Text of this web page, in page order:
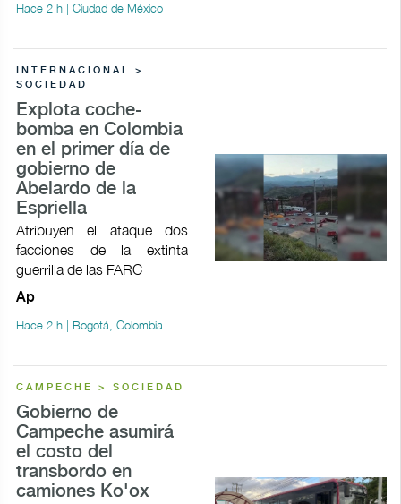
Hace 2 h | Ciudad de México
INTERNACIONAL >
SOCIEDAD
Explota coche-
bomba en Colombia
en el primer día de
gobierno de
Abelardo de la
Espriella
Atribuyen el ataque dos
facciones de la extinta
guerrilla de las FARC
Ap
Hace 2 h | Bogotá, Colombia
CAMPECHE > SOCIEDAD
Gobierno de
Campeche asumirá
el costo del
transbordo en
camiones Ko'ox